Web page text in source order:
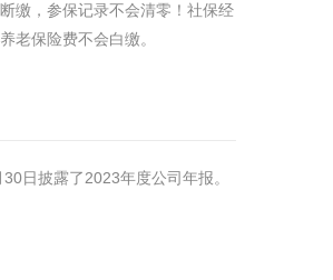
缴，参保记录不会清零！社保经
老保险费不会白缴。
日披露了2023年度公司年报。